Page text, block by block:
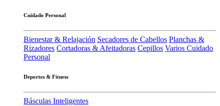
Cuidado Personal
Bienestar & Relajación Secadores de Cabellos Planchas &
Rizadores Cortadoras & Afeitadoras Cepillos Varios Cuidado
Personal
Deportes & Fitness
Básculas Inteligentes